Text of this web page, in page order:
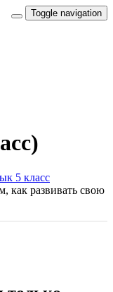
Toggle navigation
5 класс
как развивать свою